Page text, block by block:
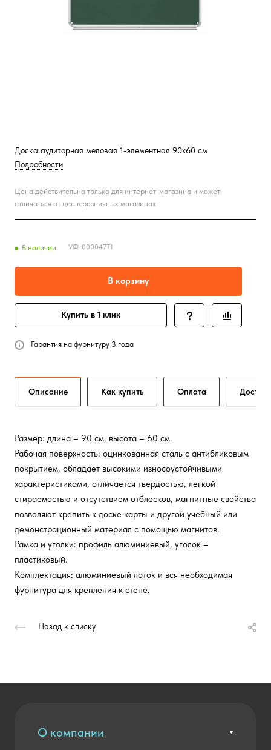
Доска аудиторная меловая 1-элементная 90х60 см
Подробности
Цена действительна только для интернет-магазина и может
отличаться от цен в розничных магазинах
В наличии УФ-00004771
В корзину
Купить в 1 клик
Гарантия на фурнитуру 3 года
Описание Как купить Оплата
Размер: длина – 90 см, высота – 60 см.
Рабочая поверхность: оцинкованная сталь с антибликовым
покрытием, обладает высокими износоустойчивыми
характеристиками, отличается твердостью, легкой
стираемостью и отсутствием отблесков, магнитные свойства
позволяют крепить к доске карты и другой учебный или
демонстрационный материал с помощью магнитов.
Рамка и уголки: профиль алюминиевый, уголок –
пластиковый.
Комплектация: алюминиевый лоток и вся необходимая
фурнитура для крепления к стене.
Назад к списку
О компании